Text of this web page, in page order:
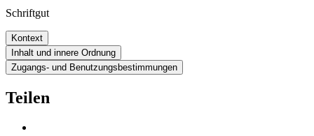
Schriftgut
Kontext
Inhalt und innere Ordnung
Zugangs- und Benutzungsbestimmungen
Teilen